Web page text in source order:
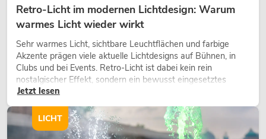
Retro-Licht im modernen Lichtdesign: Warum
warmes Licht wieder wirkt
Sehr warmes Licht, sichtbare Leuchtflächen und farbige
Akzente prägen viele aktuelle Lichtdesigns auf Bühnen, in
Clubs und bei Events. Retro-Licht ist dabei kein rein
nostalgischer Effekt, sondern ein bewusst eingesetztes
Gestaltungsmittel: Es schafft Atmosphäre, gibt Szenen
wirken lassen.
Jetzt lesen
LICHT